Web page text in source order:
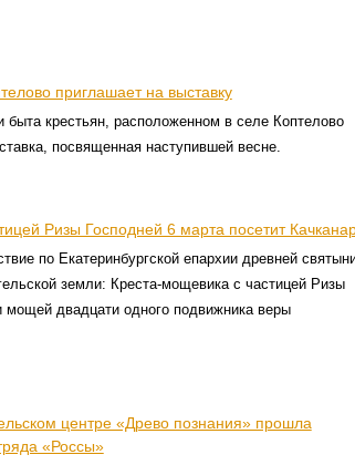
приглашает на выставку
крестьян, расположенном в селе Коптелово
посвященная наступившей весне.
Ризы Господней 6 марта посетит
по Екатеринбургской епархии древней
земли: Креста-мощевика с частицей Ризы
мощей двадцати одного подвижника веры
центре «Древо познания» прошла
«Россы»